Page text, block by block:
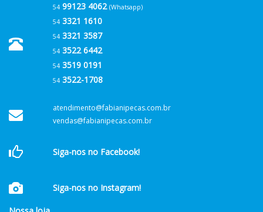
5499123 4062 (Whatsapp)
543321 1610
543321 3587
543522 6442
543519 0191
543522-1708
atendimento@fabianipecas.com.br
vendas@fabianipecas.com.br
Siga-nos no Facebook!
Siga-nos no Instagram!